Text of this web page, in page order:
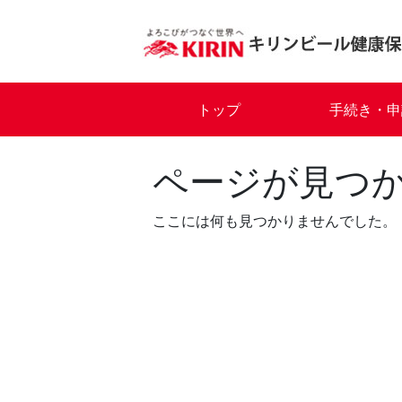
トップ 手続き・
ページが見つ
ここには何も見つかりませんでした。